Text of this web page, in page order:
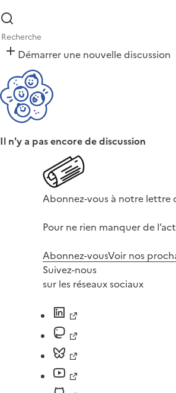
Démarrer une nouvelle discussion
Il n'y a pas encore de discussion
Abonnez-vous à notre
Pour ne rien manquer de
Abonnez-vousVoir nos
Suivez-nous
sur les réseaux sociaux